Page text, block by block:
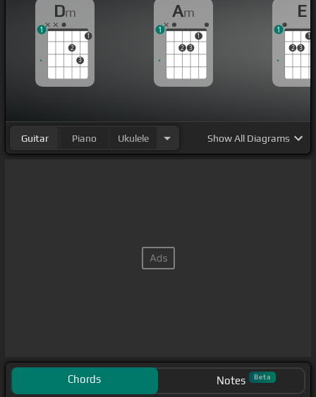
Dm
2
3
1
1
Am
2 3
1
1
E
2 3
1
1
Guitar Piano Ukulele ShowAll Diagrams
Chords Notes Beta